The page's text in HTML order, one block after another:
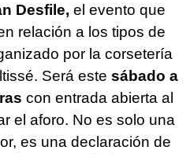
Desfile, el evento que
relación a los tipos de
por la corsetería
Será este sábado a
con entrada abierta al
el aforo. No es solo una
es una declaración de